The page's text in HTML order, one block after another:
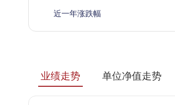
近一年涨跌幅
业绩走势 单位净值走势